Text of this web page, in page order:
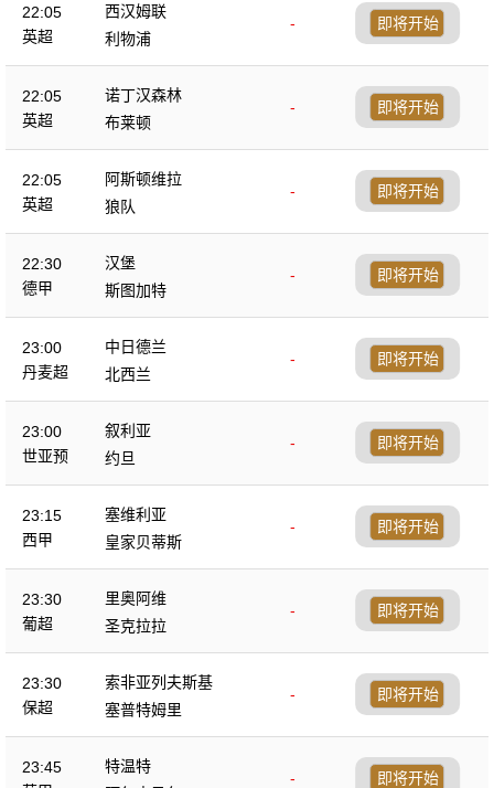
22:05
英超
西汉姆联
-
利物浦
即将开始
22:05
英超
诺丁汉森林
-
布莱顿
即将开始
22:05
英超
阿斯顿维拉
-
狼队
即将开始
22:30
德甲
汉堡
-
斯图加特
即将开始
23:00
丹麦超
中日德兰
-
北西兰
即将开始
23:00
世亚预
叙利亚
-
约旦
即将开始
23:15
西甲
塞维利亚
-
皇家贝蒂斯
即将开始
23:30
葡超
里奥阿维
-
圣克拉拉
即将开始
23:30
保超
索非亚列夫斯基
-
塞普特姆里
即将开始
23:45
特温特
-
即将开始